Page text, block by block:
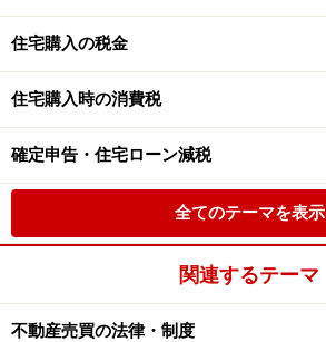
住宅購入の税金
住宅購入時の消費税
確定申告・住宅ローン減税
全てのテーマを表示
関連するテーマ
不動産売買の法律・制度